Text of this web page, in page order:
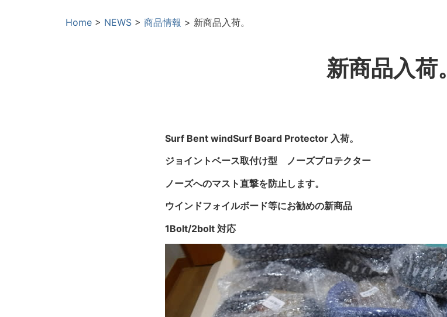
Home > NEWS > 商品情報 > 新商品入荷。
新商品入荷。
Surf Bent windSurf Board Protector 入荷。
ジョイントベース取付け型 ノーズプロテクター
ノーズへのマスト直撃を防止します。
ウインドフォイルボード等にお勧めの新商品
1Bolt/2bolt 対応